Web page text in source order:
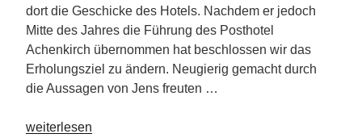
dort die Geschicke des Hotels. Nachdem er jedoch
Mitte des Jahres die Führung des Posthotel
Achenkirch übernommen hat beschlossen wir das
Erholungsziel zu ändern. Neugierig gemacht durch
die Aussagen von Jens freuten …
„Posthotel
weiterlesen